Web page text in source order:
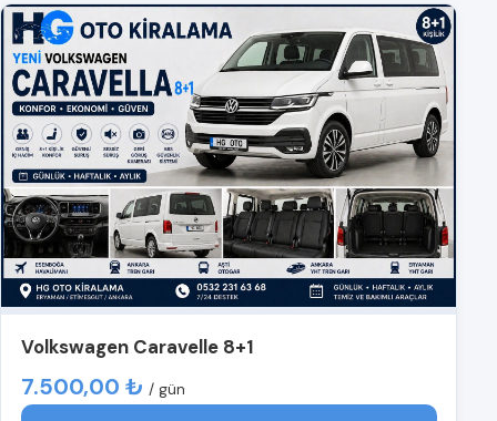
Volkswagen Caravelle 8+1
7.500,00 ₺ / gün